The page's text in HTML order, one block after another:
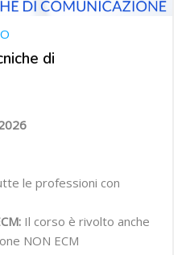
di
le professioni con
Il corso è rivolto anche
NON ECM